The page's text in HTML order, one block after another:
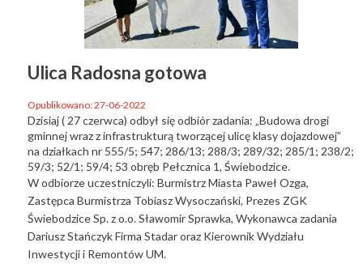
Ulica Radosna gotowa
Opublikowano: 27-06-2022
Dzisiaj ( 27 czerwca) odbył się odbiór zadania: „Budowa drogi
gminnej wraz z infrastrukturą tworzącej ulicę klasy dojazdowej”
na działkach nr 555/5; 547; 286/13; 288/3; 289/32; 285/1; 238/2;
59/3; 52/1; 59/4; 53 obręb Pełcznica 1, Świebodzice.
W odbiorze uczestniczyli: Burmistrz Miasta Paweł Ozga,
Zastępca Burmistrza Tobiasz Wysoczański, Prezes ZGK
Świebodzice Sp. z o.o. Sławomir Sprawka, Wykonawca zadania
Dariusz Stańczyk Firma Stadar oraz Kierownik Wydziału
Inwestycji i Remontów UM.